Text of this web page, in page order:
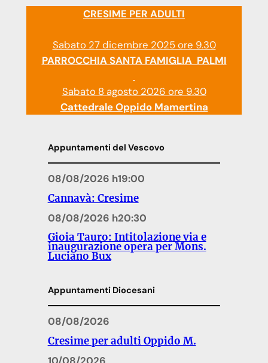
CRESIME PER ADULTI
Sabato 27 dicembre 2025 ore 9.30
PARROCCHIA SANTA FAMIGLIA PALMI
Sabato 8 agosto 2026 ore 9.30
Cattedrale Oppido Mamertina
Appuntamenti del Vescovo
08/08/2026 h19:00
Cannavà: Cresime
08/08/2026 h20:30
Gioia Tauro: Intitolazione via e
inaugurazione opera per Mons.
Luciano Bux
Appuntamenti Diocesani
08/08/2026
Cresime per adulti Oppido M.
10/08/2026